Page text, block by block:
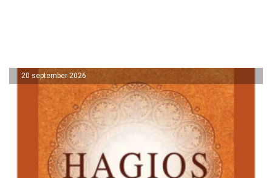
20 september 2026